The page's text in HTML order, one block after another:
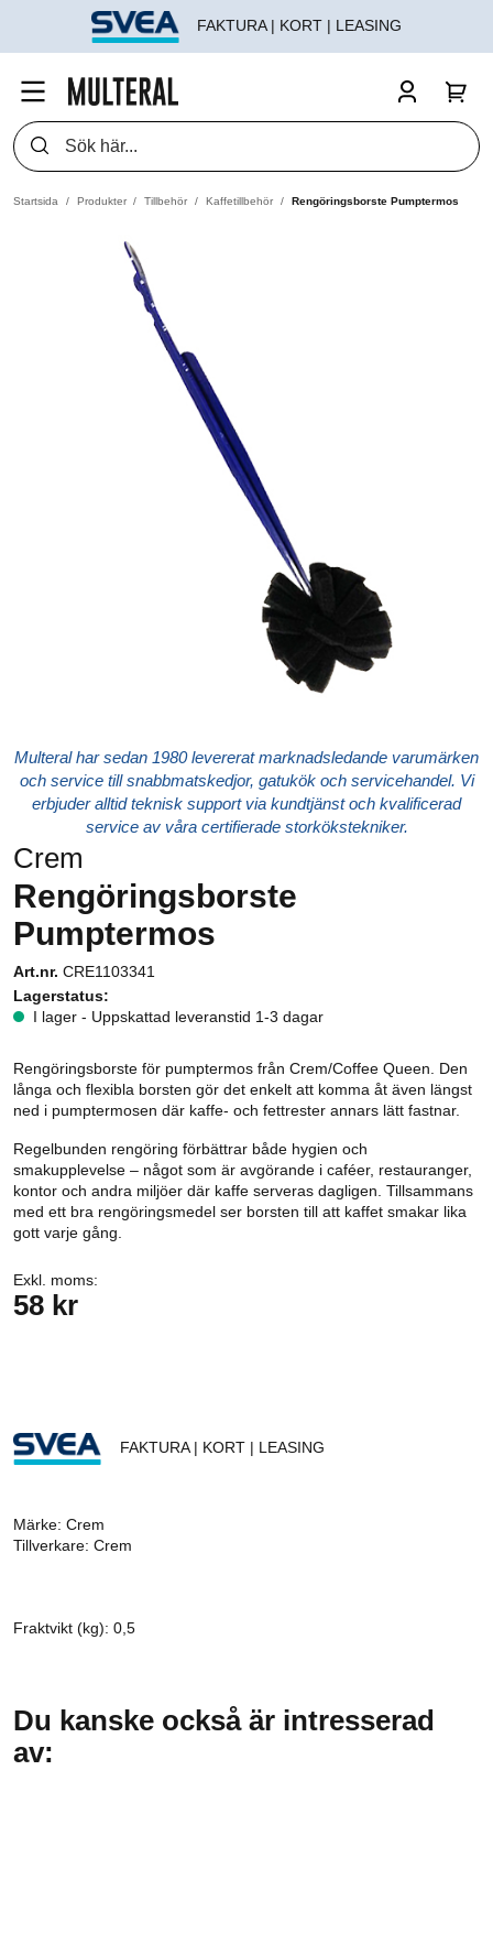
FAKTURA | KORT | LEASING
Startsida Produkter Tillbehör Kaffetillbehör Rengöringsborste Pumptermos
Multeral har sedan 1980 levererat marknadsledande varumärken
och service till snabbmatskedjor, gatukök och servicehandel. Vi
erbjuder alltid teknisk support via kundtjänst och kvalificerad
service av våra certifierade storkökstekniker.
Crem
Rengöringsborste
Pumptermos
Art.nr. CRE1103341
Lagerstatus:
I lager - Uppskattad leveranstid 1-3 dagar
Rengöringsborste för pumptermos från Crem/Coffee Queen. Den
långa och flexibla borsten gör det enkelt att komma åt även längst
ned i pumptermosen där kaffe- och fettrester annars lätt fastnar.
Regelbunden rengöring förbättrar både hygien och
smakupplevelse – något som är avgörande i caféer, restauranger,
kontor och andra miljöer där kaffe serveras dagligen. Tillsammans
med ett bra rengöringsmedel ser borsten till att kaffet smakar lika
gott varje gång.
Exkl. moms:
58 kr
FAKTURA | KORT | LEASING
Märke: Crem
Tillverkare: Crem
Fraktvikt (kg): 0,5
Du kanske också är intresserad
av: